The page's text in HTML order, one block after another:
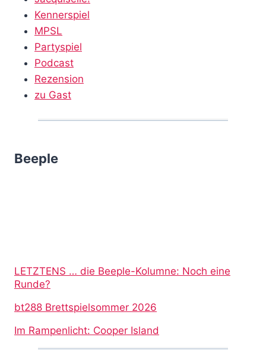
Kennerspiel
MPSL
Partyspiel
Podcast
Rezension
zu Gast
Beeple
LETZTENS … die Beeple-Kolumne: Noch eine
Runde?
bt288 Brettspielsommer 2026
Im Rampenlicht: Cooper Island